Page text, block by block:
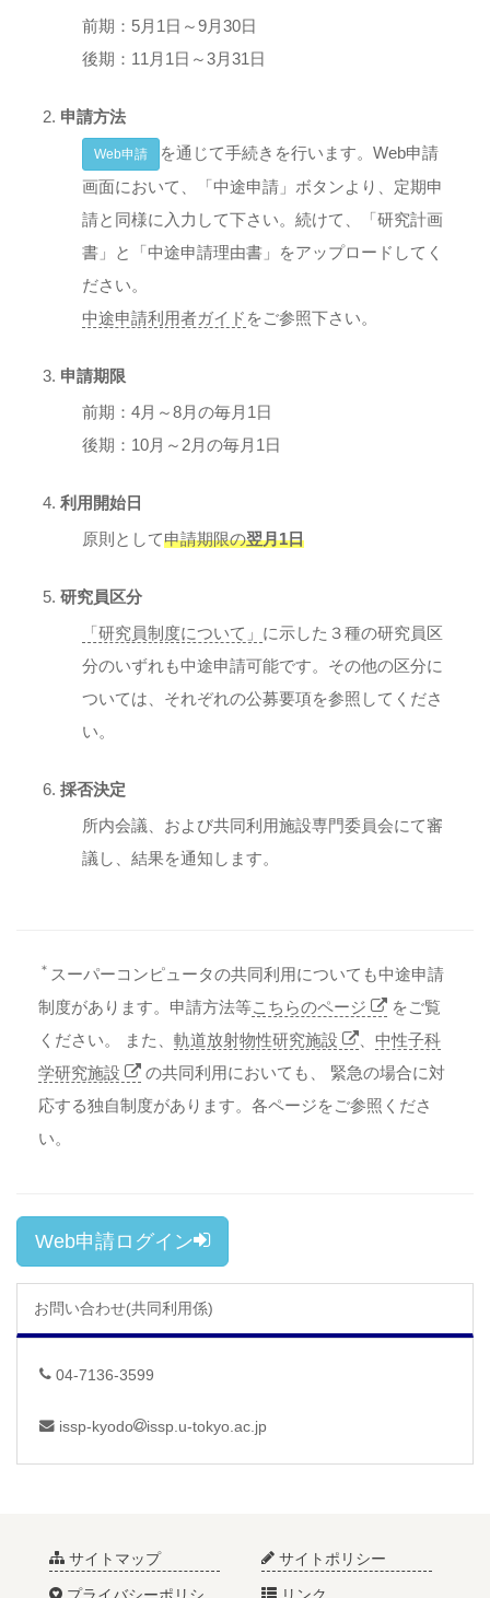
前期：5月1日～9月30日
後期：11月1日～3月31日
申請方法
Web申請
を通じて手続きを行います。Web申請
画面において、「中途申請」ボタンより、定期申
請と同様に入力して下さい。続けて、「研究計画
書」と「中途申請理由書」をアップロードしてく
ださい。
中途申請利用者ガイド をご参照下さい。
申請期限
前期：4月～8月の毎月1日
後期：10月～2月の毎月1日
利用開始日
原則として申請期限の翌月1日
研究員区分
「研究員制度について」 に示した３種の研究員区
分のいずれも中途申請可能です。その他の区分に
ついては、それぞれの公募要項を参照してくださ
い。
採否決定
所内会議、および共同利用施設専門委員会にて審
議し、結果を通知します。
＊ スーパーコンピュータの共同利用についても中途申請
制度があります。申請方法等こちらのページ
をご覧
ください。 また、 軌道放射物性研究施設
中性子科
学研究施設
の共同利用においても、 緊急の場合に対
応する独自制度があります。各ページをご参照くださ
い。
Web申請ログイン
お問い合わせ(共同利用係)
04-7136-3599
issp-kyodo issp.u-tokyo.ac.jp
サイトマップ サイトポリシー